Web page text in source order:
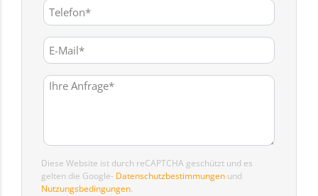
Diese Website ist durch reCAPTCHA geschützt und es
gelten die Google- Datenschutzbestimmungen und
Nutzungsbedingungen.